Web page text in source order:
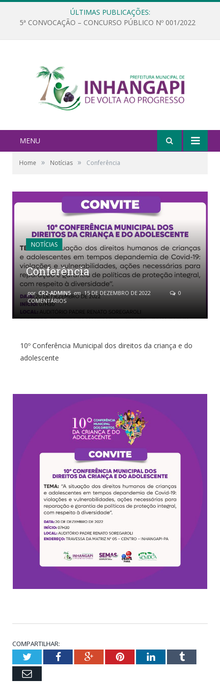
ÚLTIMAS PUBLICAÇÕES:
5ª CONVOCAÇÃO – CONCURSO PÚBLICO Nº 001/2022
MENU
Home » Notícias » Conferência
NOTÍCIAS
Conferência
por CR2-ADMIN5 em 15 DE DEZEMBRO DE 2022
0
COMENTÁRIOS
10º Conferência Municipal dos direitos da criança e do
adolescente
COMPARTILHAR:
TwitterFacebookGoogle+PinterestLinkedInTumblr
Email